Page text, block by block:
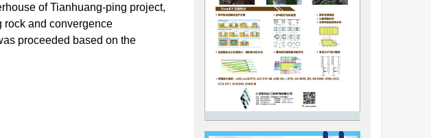
of Tianhuang-ping project,
rock and convergence
proceeded based on the